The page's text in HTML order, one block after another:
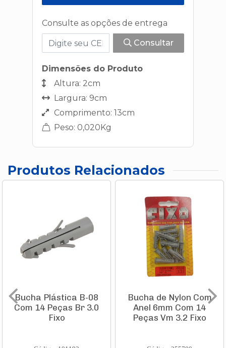
Consulte as opções de entrega
Consultar
Dimensões do Produto
Altura: 2cm
Largura: 9cm
Comprimento: 13cm
Peso: 0,020Kg
Produtos Relacionados
Bucha Plástica B-08
Com 14 Peças Br 3.0
Fixo
Bucha de Nylon Com
Anel 6mm Com 14
Peças Vm 3.2 Fixo